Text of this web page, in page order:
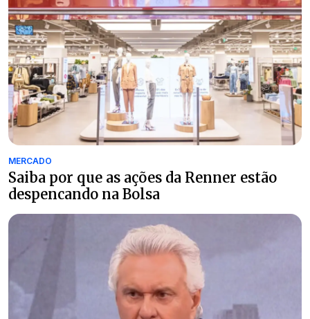
MERCADO
Saiba por que as ações da Renner estão
despencando na Bolsa